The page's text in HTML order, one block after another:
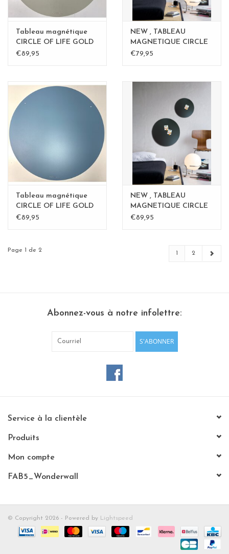
Tableau magnétique
CIRCLE OF LIFE GOLD
50cm diam. - Copy
€89,95
NEW , TABLEAU
MAGNETIQUE CIRCLE
Rouille 40cm - Copy
€79,95
Tableau magnétique
CIRCLE OF LIFE GOLD
50cm diam. - Copy -
€89,95
NEW , TABLEAU
MAGNETIQUE CIRCLE
Rouille 40cm - Copy -
€89,95
Page 1 de 2 1 2
Abonnez-vous à notre infolettre:
S'ABONNER
Service à la clientèle
Produits
Mon compte
FAB5_Wonderwall
© Copyright 2026 - Powered by Lightspeed